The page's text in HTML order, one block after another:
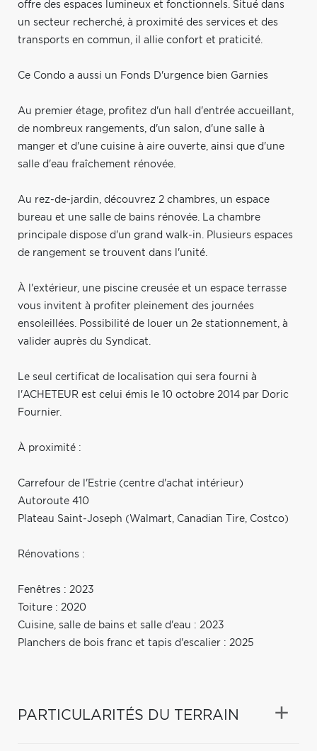
offre des espaces lumineux et fonctionnels. Situé dans
un secteur recherché, à proximité des services et des
transports en commun, il allie confort et praticité.
Ce Condo a aussi un Fonds D'urgence bien Garnies
Au premier étage, profitez d'un hall d'entrée accueillant,
de nombreux rangements, d'un salon, d'une salle à
manger et d'une cuisine à aire ouverte, ainsi que d'une
salle d'eau fraîchement rénovée.
Au rez-de-jardin, découvrez 2 chambres, un espace
bureau et une salle de bains rénovée. La chambre
principale dispose d'un grand walk-in. Plusieurs espaces
de rangement se trouvent dans l'unité.
À l'extérieur, une piscine creusée et un espace terrasse
vous invitent à profiter pleinement des journées
ensoleillées. Possibilité de louer un 2e stationnement, à
valider auprès du Syndicat.
Le seul certificat de localisation qui sera fourni à
l'ACHETEUR est celui émis le 10 octobre 2014 par Doric
Fournier.
À proximité :
Carrefour de l'Estrie (centre d'achat intérieur)
Autoroute 410
Plateau Saint-Joseph (Walmart, Canadian Tire, Costco)
Rénovations :
Fenêtres : 2023
Toiture : 2020
Cuisine, salle de bains et salle d'eau : 2023
Planchers de bois franc et tapis d'escalier : 2025
PARTICULARITÉS DU TERRAIN